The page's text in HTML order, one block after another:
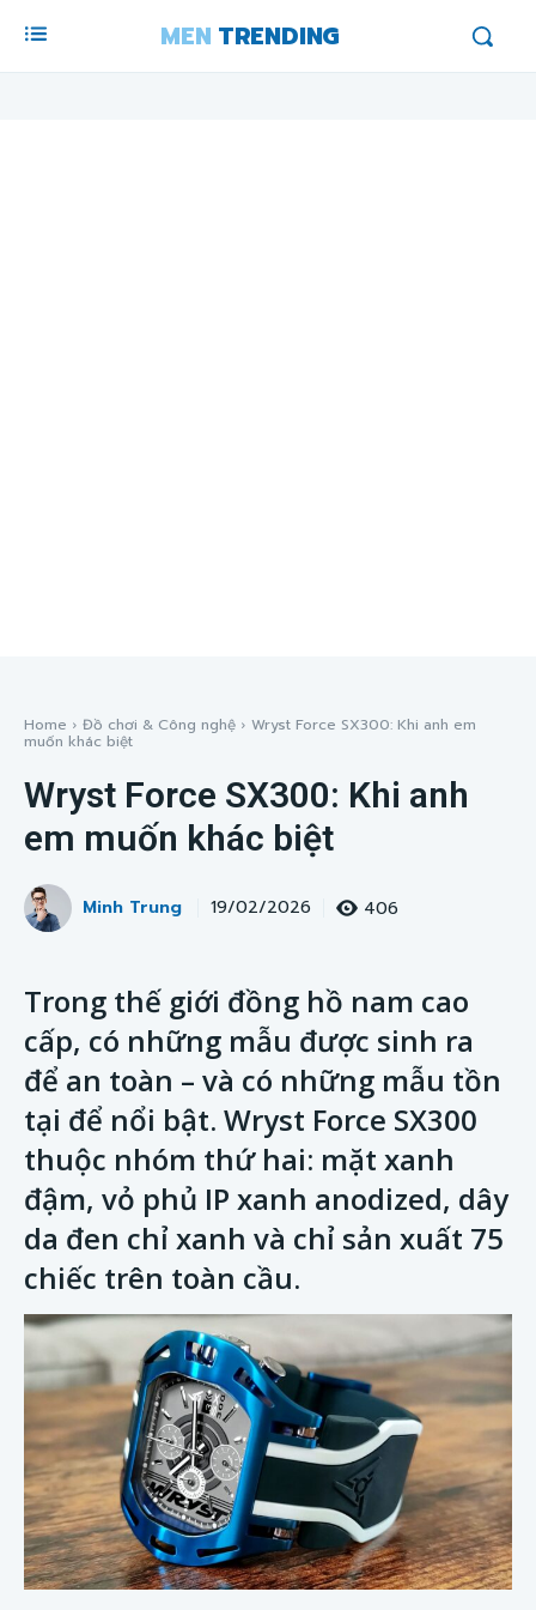
MEN TRENDING
Home Đồ chơi & Công nghệ Wryst Force SX300: Khi anh em
muốn khác biệt
Wryst Force SX300: Khi anh
em muốn khác biệt
Minh Trung 19/02/2026 406
Trong thế giới đồng hồ nam cao
cấp, có những mẫu được sinh ra
để an toàn – và có những mẫu tồn
tại để nổi bật. Wryst Force SX300
thuộc nhóm thứ hai: mặt xanh
đậm, vỏ phủ IP xanh anodized, dây
da đen chỉ xanh và chỉ sản xuất 75
chiếc trên toàn cầu.